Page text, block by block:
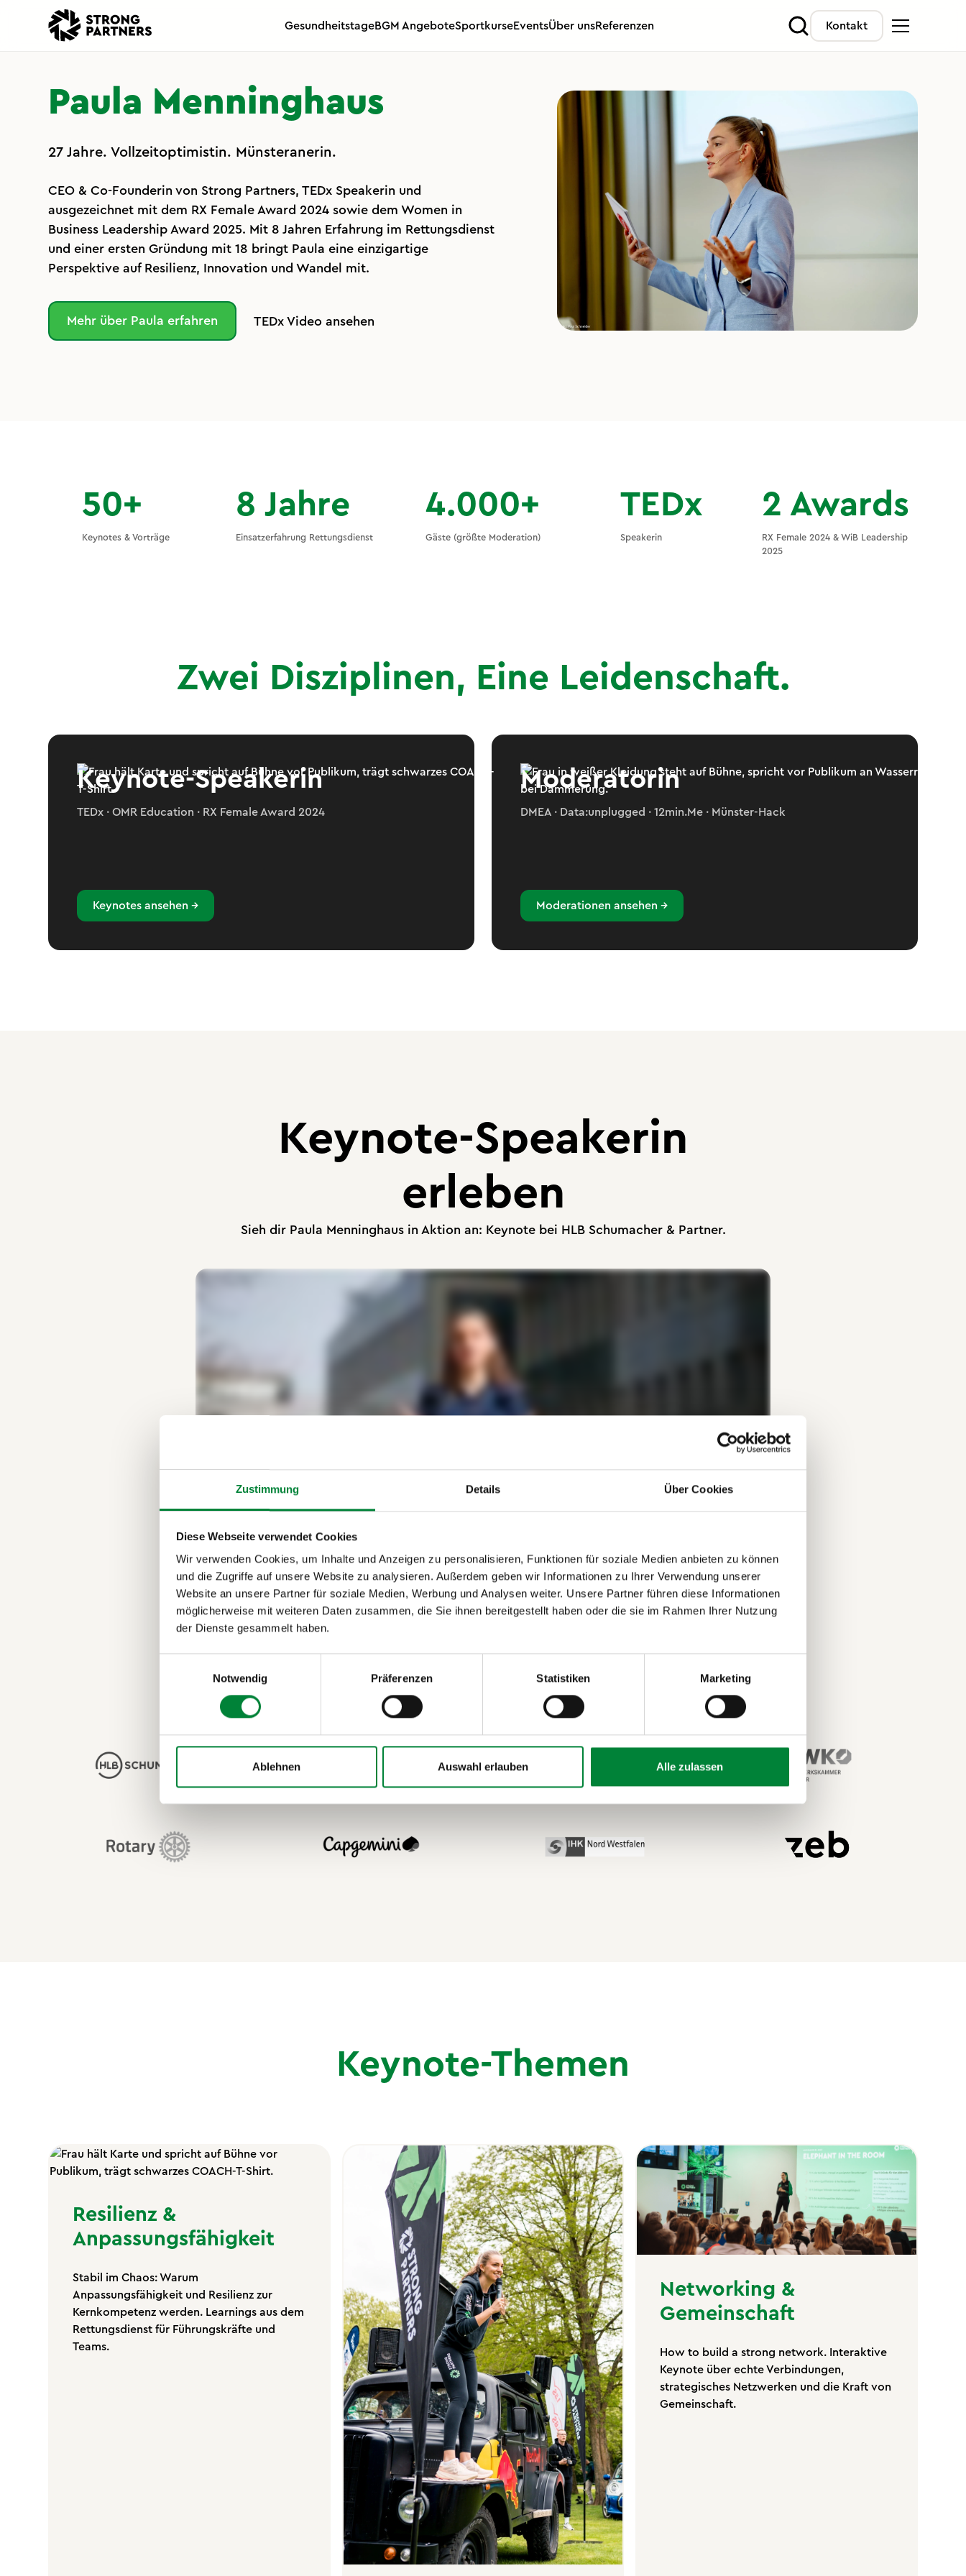
Zustimmung Details Über Cookies
Diese Webseite verwendet Cookies
Wir verwenden Cookies, um Inhalte und Anzeigen zu personalisieren, Funktionen für soziale Medien anbieten zu können
und die Zugriffe auf unsere Website zu analysieren. Außerdem geben wir Informationen zu Ihrer Verwendung unserer
Website an unsere Partner für soziale Medien, Werbung und Analysen weiter. Unsere Partner führen diese Informationen
möglicherweise mit weiteren Daten zusammen, die Sie ihnen bereitgestellt haben oder die sie im Rahmen Ihrer Nutzung
der Dienste gesammelt haben.
Notwendig
Präferenzen Statistiken Marketing
Ablehnen Auswahl erlauben Alle zulassen
GesundheitstageBGM AngeboteSportkurseEventsÜber unsReferenzen Kontakt
Paula Menninghaus
27 Jahre. Vollzeitoptimistin. Münsteranerin.
CEO & Co-Founderin von Strong Partners, TEDx Speakerin und
ausgezeichnet mit dem RX Female Award 2024 sowie dem Women in
Business Leadership Award 2025. Mit 8 Jahren Erfahrung im Rettungsdienst
und einer ersten Gründung mit 18 bringt Paula eine einzigartige
Perspektive auf Resilienz, Innovation und Wandel mit.
Mehr über Paula erfahren TEDx Video ansehen
50+
Keynotes & Vorträge
8 Jahre
Einsatzerfahrung Rettungsdienst
4.000+
Gäste (größte Moderation)
TEDx
Speakerin
2 Awards
RX Female 2024 & WiB Leadership
2025
Zwei Disziplinen, Eine Leidenschaft.
Keynote-Speakerin
TEDx · OMR Education · RX Female Award 2024
Keynotes ansehen →
Moderatorin
DMEA · Data:unplugged · 12min.Me · Münster-Hack
Moderationen ansehen →
Keynote-Speakerin
erleben
Sieh dir Paula Menninghaus in Aktion an: Keynote bei HLB Schumacher & Partner.
Beim HLB Business Meeting teilte Paula in ihrer Keynote „Wie bleibe ich handlungsfähig, wenn
es komplex wird?" konkrete Denkansätze und psychologische Tools, um Prioritäten klarer zu
AUSGEWÄHLTE KEYNOTE-REFERENZEN
Keynote-Themen
Resilienz &
Anpassungsfähigkeit
Stabil im Chaos: Warum
Anpassungsfähigkeit und Resilienz zur
Kernkompetenz werden. Learnings aus dem
Rettungsdienst für Führungskräfte und
Teams.
Networking &
Gemeinschaft
How to build a strong network. Interaktive
Keynote über echte Verbindungen,
strategisches Netzwerken und die Kraft von
Gemeinschaft.